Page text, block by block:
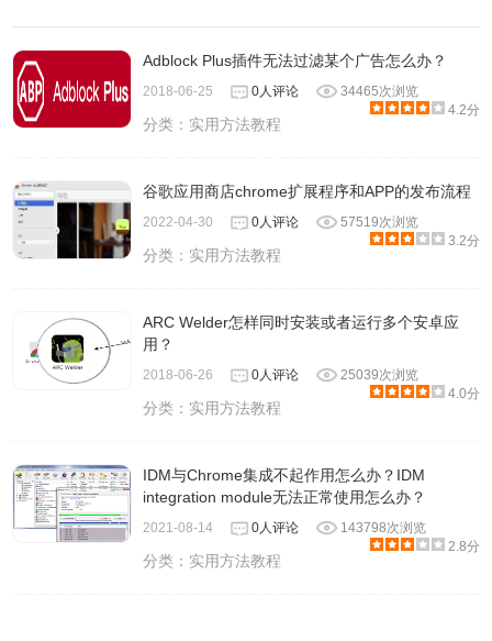
Adblock Plus插件无法过滤某个广告怎么办？
2018-06-25 0人评论
34465次浏览
4.2分
分类： 实用方法教程
谷歌应用商店chrome扩展程序和APP的发布流程
2022-04-30 0人评论
57519次浏览
3.2分
分类： 实用方法教程
ARC Welder怎样同时安装或者运行多个安卓应
用？
2018-06-26 0人评论
25039次浏览
4.0分
分类： 实用方法教程
IDM与Chrome集成不起作用怎么办？IDM
integration module无法正常使用怎么办？
2021-08-14 0人评论
143798次浏览
2.8分
分类： 实用方法教程